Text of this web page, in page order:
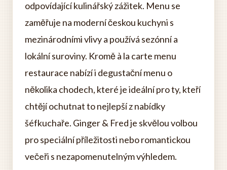
odpovídající kulinářský zážitek. Menu se
zaměřuje na moderní českou kuchyni s
mezinárodními vlivy a používá sezónní a
lokální suroviny. Kromě à la carte menu
restaurace nabízí i degustační menu o
několika chodech, které je ideální pro ty, kteří
chtějí ochutnat to nejlepší z nabídky
šéfkuchaře. Ginger & Fred je skvělou volbou
pro speciální příležitosti nebo romantickou
večeři s nezapomenutelným výhledem.